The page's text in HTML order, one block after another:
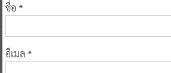
ชื่อ *
อีเมล *